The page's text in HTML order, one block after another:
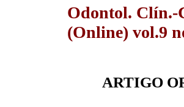
Odontol. Clín.-
(Online) vol.9
ARTIGO